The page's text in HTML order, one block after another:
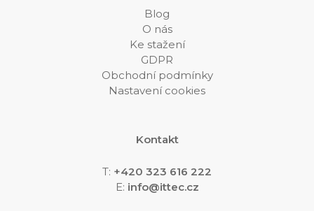
Blog
O nás
Ke stažení
GDPR
Obchodní podmínky
Nastavení cookies
Kontakt
T: +420 323 616 222
E: info@ittec.cz